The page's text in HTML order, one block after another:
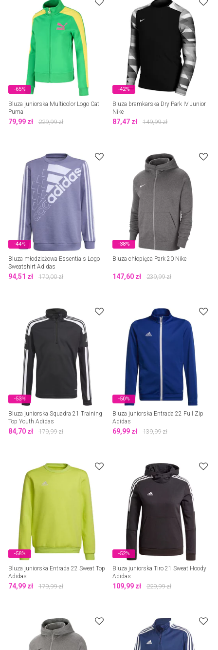
-65%
Bluza juniorska Multicolor Logo Cat
Puma
79,99 zł 229,99zł
-42%
Bluza bramkarska Dry Park IV Junior
Nike
87,47 zł 149,99zł
-44%
Bluza młodzieżowa Essentials Logo
Sweatshirt Adidas
94,51 zł 170,00zł
-38%
Bluza chłopięca Park 20 Nike
147,60 zł 239,99zł
-53%
Bluza juniorska Squadra 21 Training
Top Youth Adidas
84,70 zł 179,99zł
-50%
Bluza juniorska Entrada 22 Full Zip
Adidas
69,99 zł 139,99zł
-58%
Bluza juniorska Entrada 22 Sweat Top
Adidas
74,99 zł 179,99zł
-52%
Bluza juniorska Tiro 21 Sweat Hoody
Adidas
109,99 zł 229,99zł